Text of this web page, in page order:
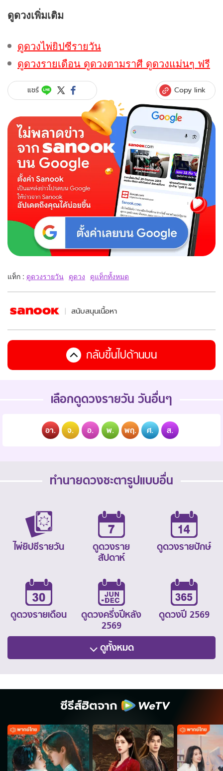
ดูดวงเพิ่มเติม
ดูดวงไพ่ยิปซีรายวัน
ดูดวงรายเดือน ดูดวงตามราศี ดูดวงแม่นๆ ฟรี
แชร์ Copy link
แท็ก : ดูดวงรายวัน ดูดวง ดูแท็กทั้งหมด
สนับสนุนเนื้อหา
กลับขึ้นไปด้านบน
เลือกดูดวงรายวัน วันอื่นๆ
อา. จ. อ. พ. พฤ. ศ. ส.
ทำนายดวงชะตารูปแบบอื่น
ไพ่ยิปซีรายวัน
ดูดวงราย
สัปดาห์
ดูดวงรายปักษ์
ดูดวงรายเดือน
ดูดวงครึ่งปีหลัง
2569
ดูดวงปี 2569
ดูทั้งหมด
ซีรีส์ฮิตจาก